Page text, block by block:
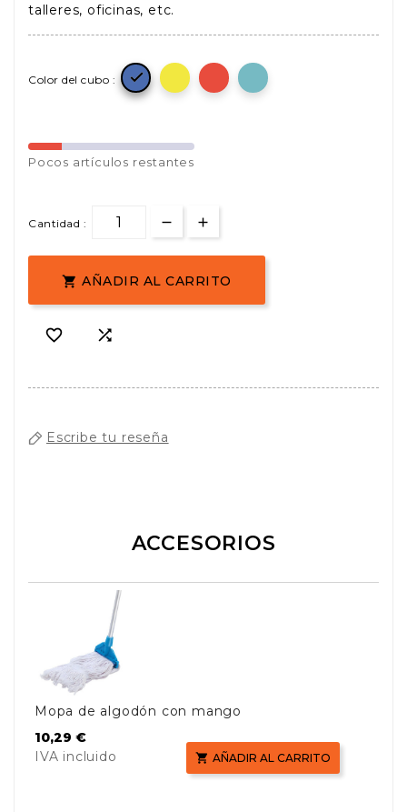
talleres, oficinas, etc.
Color del cubo : 
Pocos artículos restantes
Cantidad :
 AÑADIR AL CARRITO
 
Escribe tu reseña
ACCESORIOS
Mopa de algodón con mango
Precio
10,29 €
IVA incluido
 AÑADIR AL CARRITO